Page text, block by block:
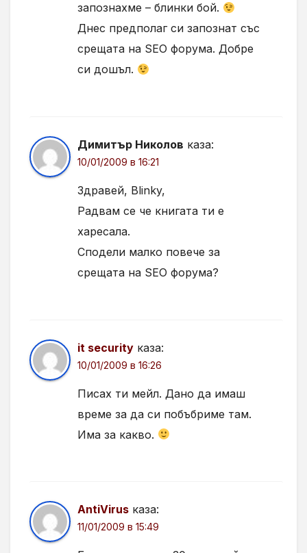
запознахме – блинки бой.
Днес предполаг си запознат със
срещата на SEO форума. Добре
си дошъл.
Димитър Николов каза:
10/01/2009 в 16:21
Здравей, Blinky,
Радвам се че книгата ти е
харесала.
Сподели малко повече за
срещата на SEO форума?
it security каза:
10/01/2009 в 16:26
Писах ти мейл. Дано да имаш
време за да си побъбриме там.
Има за какво.
AntiVirus каза:
11/01/2009 в 15:49